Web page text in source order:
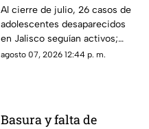
Jalisco durante julio;
investigan
r3clutamient0
Al cierre de julio, 26 casos de
adolescentes desaparecidos
en Jalisco seguían activos;
algunos podrían estar
agosto 07, 2026 12:44 p. m.
Basura y falta de